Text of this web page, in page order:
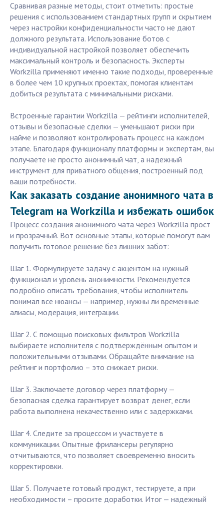
Сравнивая разные методы, стоит отметить: простые
решения с использованием стандартных групп и скрытием
через настройки конфиденциальности часто не дают
должного результата. Использование ботов с
индивидуальной настройкой позволяет обеспечить
максимальный контроль и безопасность. Эксперты
Workzilla применяют именно такие подходы, проверенные
в более чем 10 крупных проектах, помогая клиентам
добиться результата с минимальными рисками.
Встроенные гарантии Workzilla — рейтинги исполнителей,
отзывы и безопасные сделки — уменьшают риски при
найме и позволяют контролировать процесс на каждом
этапе. Благодаря функционалу платформы и экспертам, вы
получаете не просто анонимный чат, а надежный
инструмент для приватного общения, построенный под
ваши потребности.
Как заказать создание анонимного чата в
Telegram на Workzilla и избежать ошибок
Процесс создания анонимного чата через Workzilla прост
и прозрачный. Вот основные этапы, которые помогут вам
получить готовое решение без лишних забот:
Шаг 1. Формулируете задачу с акцентом на нужный
функционал и уровень анонимности. Рекомендуется
подробно описать требования, чтобы исполнитель
понимал все нюансы — например, нужны ли временные
алиасы, модерация, интеграции.
Шаг 2. С помощью поисковых фильтров Workzilla
выбираете исполнителя с подтверждённым опытом и
положительными отзывами. Обращайте внимание на
рейтинг и портфолио – это снижает риски.
Шаг 3. Заключаете договор через платформу —
безопасная сделка гарантирует возврат денег, если
работа выполнена некачественно или с задержками.
Шаг 4. Следите за процессом и участвуете в
коммуникации. Опытные фрилансеры регулярно
отчитываются, что позволяет своевременно вносить
корректировки.
Шаг 5. Получаете готовый продукт, тестируете, а при
необходимости – просите доработки. Итог — надежный